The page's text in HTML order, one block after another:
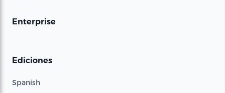
Enterprise
Ediciones
Spanish